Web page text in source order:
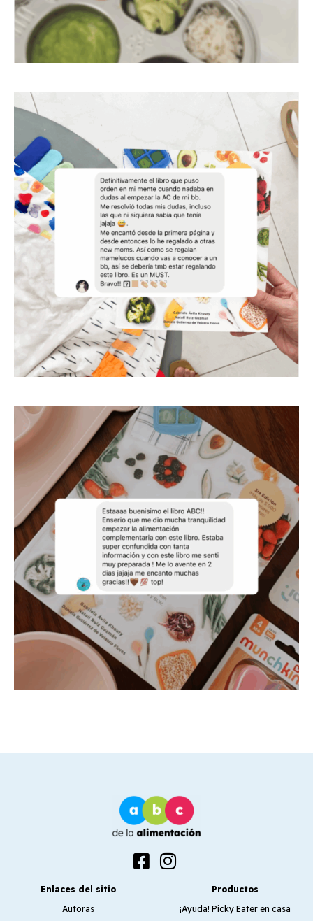
Enlaces del sitio
Autoras
Productos
¡Ayuda! Picky Eater en casa